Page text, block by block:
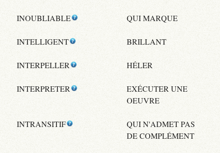
INOUBLIABLE QUI MARQUE
INTELLIGENT BRILLANT
INTERPELLER HÉLER
INTERPRETER
EXÉCUTER UNE
OEUVRE
INTRANSITIF
QUI N'ADMET PAS
DE COMPLÉMENT